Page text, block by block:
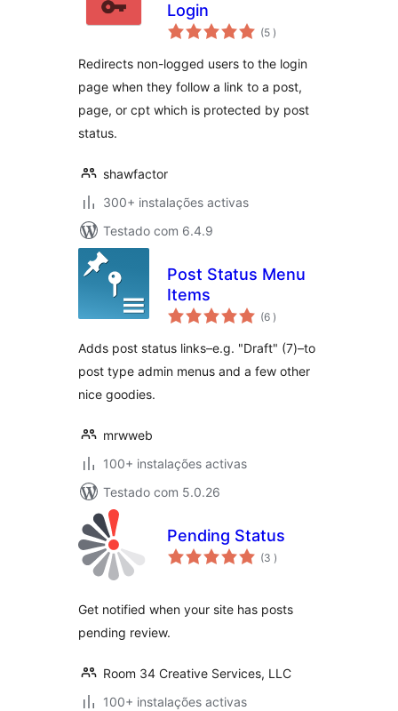
Login
(5 classificações
)
Redirects non-logged users to the login
page when they follow a link to a post,
page, or cpt which is protected by post
status.
shawfactor
300+ instalações activas
Testado com 6.4.9
Post Status Menu
Items
(6 classificações
)
Adds post status links–e.g. "Draft" (7)–to
post type admin menus and a few other
nice goodies.
mrwweb
100+ instalações activas
Testado com 5.0.26
Pending Status
(3 classificações
)
Get notified when your site has posts
pending review.
Room 34 Creative Services, LLC
100+ instalações activas